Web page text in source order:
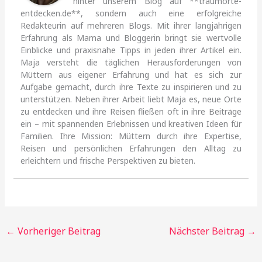
entdecken.de**, sondern auch eine erfolgreiche
Redakteurin auf mehreren Blogs. Mit ihrer langjährigen
Erfahrung als Mama und Bloggerin bringt sie wertvolle
Einblicke und praxisnahe Tipps in jeden ihrer Artikel ein.
Maja versteht die täglichen Herausforderungen von
Müttern aus eigener Erfahrung und hat es sich zur
Aufgabe gemacht, durch ihre Texte zu inspirieren und zu
unterstützen. Neben ihrer Arbeit liebt Maja es, neue Orte
zu entdecken und ihre Reisen fließen oft in ihre Beiträge
ein – mit spannenden Erlebnissen und kreativen Ideen für
Familien. Ihre Mission: Müttern durch ihre Expertise,
Reisen und persönlichen Erfahrungen den Alltag zu
erleichtern und frische Perspektiven zu bieten.
← Vorheriger Beitrag Nächster Beitrag →